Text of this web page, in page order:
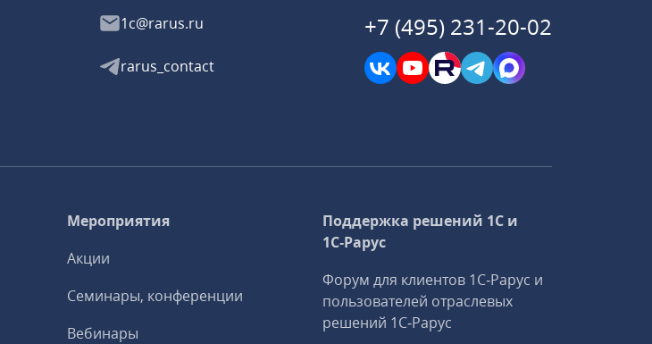
1c@rarus.ru
rarus_contact
+7 (495) 231-20-02
Мероприятия
Акции
Семинары, конференции
Вебинары
Поддержка решений 1С и
1С‑Рарус
Форум для клиентов 1С‑Рарус и
пользователей отраслевых
решений 1С‑Рарус